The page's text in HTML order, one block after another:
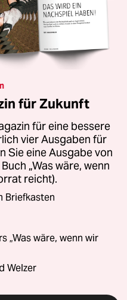
für Zukunft
für eine bessere
vier Ausgaben für
Sie eine Ausgabe von
„Was wäre, wenn
reicht).
Briefkasten
„Was wäre, wenn wir
Welzer